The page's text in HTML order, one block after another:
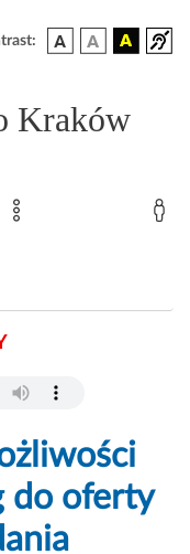
Kraków
do oferty